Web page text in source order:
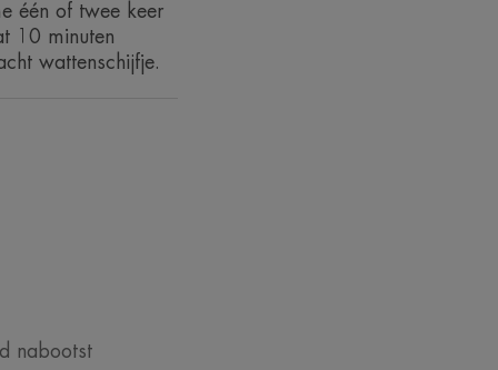
één of twee keer
10 minuten
wattenschijfje.
nabootst